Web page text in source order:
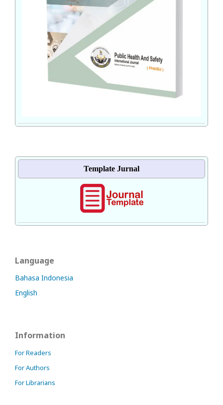
Template Jurnal
Language
Bahasa Indonesia
English
Information
For Readers
For Authors
For Librarians